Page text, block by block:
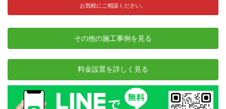
お気軽にご相談ください。
その他の施工事例を見る
料金設置を詳しく見る